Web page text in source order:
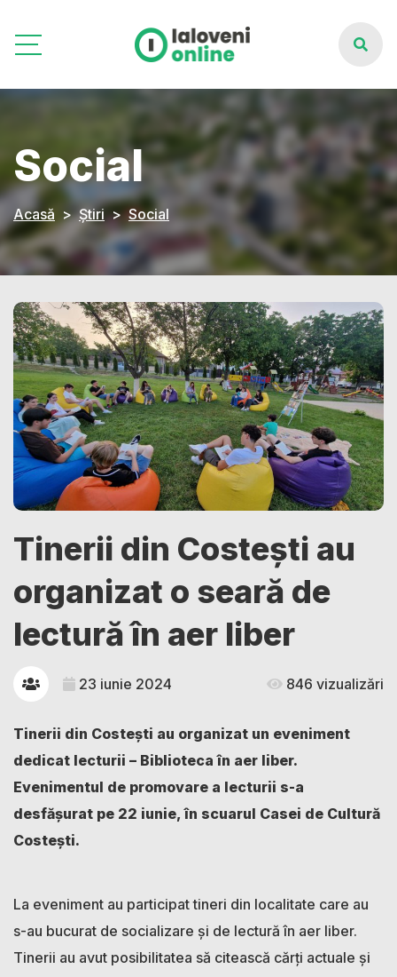
Social
Acasă Știri Social
Tinerii din Costești au
organizat o seară de
lectură în aer liber
23 iunie 2024 846 vizualizări
Tinerii din Costești au organizat un eveniment
dedicat lecturii – Biblioteca în aer liber.
Evenimentul de promovare a lecturii s-a
desfășurat pe 22 iunie, în scuarul Casei de Cultură
Costești.
La eveniment au participat tineri din localitate care au
s-au bucurat de socializare și de lectură în aer liber.
Tinerii au avut posibilitatea să citească cărți actuale și